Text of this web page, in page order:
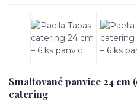
Smaltované panvice 24 cm
catering